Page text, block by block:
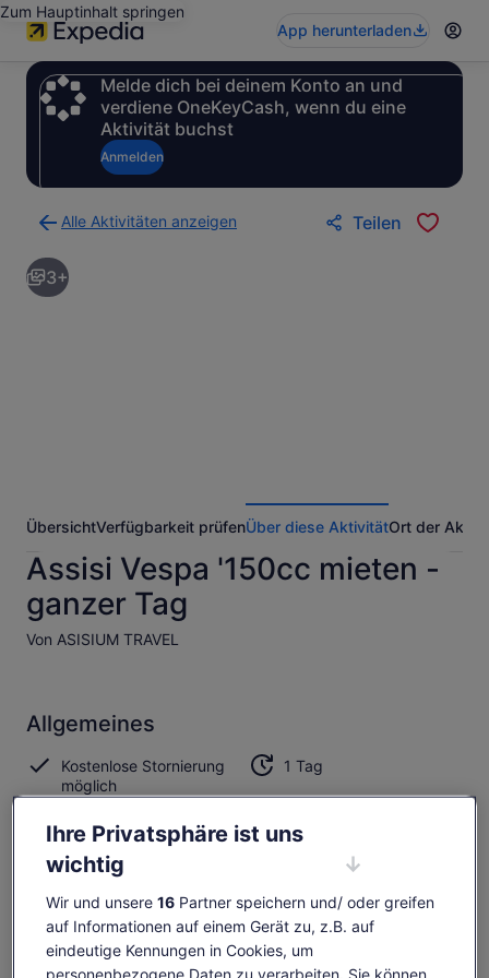
Zum Hauptinhalt springen
App herunterladen
Melde dich bei deinem Konto an und
verdiene OneKeyCash, wenn du eine
Aktivität buchst
Anmelden
Alle Aktivitäten anzeigen
zur
Ergebnisseite
für
Teilen
3+
ÜbersichtVerfügbarkeit prüfenÜber diese AktivitätOrt der
Assisi Vespa '150cc mieten -
ganzer Tag
Von ASISIUM TRAVEL
Allgemeines
Kostenlose Stornierung
möglich
1 Tag
Mehrere Sprachen
Übersicht
Erstaunlich Umbrien
Ihre Privatsphäre ist uns
wichtig
Wir und unsere 16Partner speichern und/ oder greifen
auf Informationen auf einem Gerät zu, z.B. auf
eindeutige Kennungen in Cookies, um
personenbezogene Daten zu verarbeiten. Sie können